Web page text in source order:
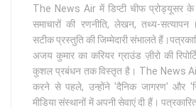
The News Air में डिप्टी चीफ प्रोड्यूसर के
समाचारों की रणनीति, लेखन, तथ्य-
सटीक प्रस्तुति की जिम्मेदारी संभालते
अजय कुमार का करियर ग्राउंड ज़ीरो की
कुशल प्रबंधन तक विस्तृत है। The News Air
करने से पहले, उन्होंने 'दैनिक जागरण' और
मीडिया संस्थानों में अपनी सेवाएं दी हैं।